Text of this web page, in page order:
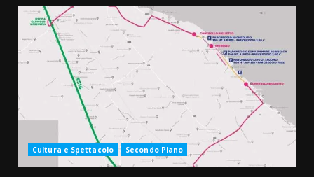
Cultura e Spettacolo Secondo Piano